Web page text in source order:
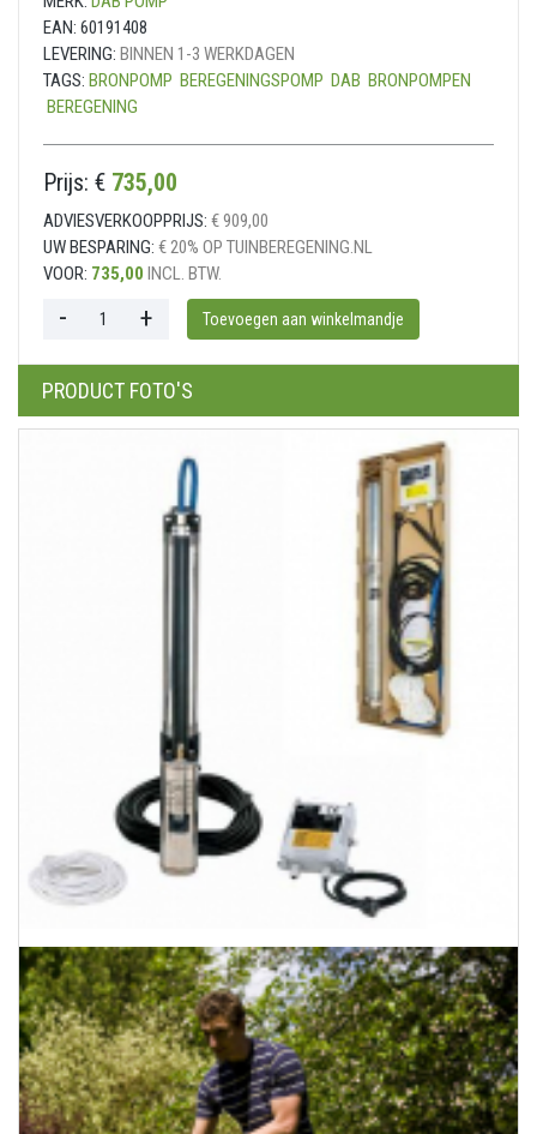
EAN: 60191408
LEVERING: BINNEN 1-3 WERKDAGEN
TAGS: BRONPOMP BEREGENINGSPOMP DAB BRONPOMPEN
BEREGENING
Prijs: € 735,00
ADVIESVERKOOPPRIJS: € 909,00
UW BESPARING: € 20% OP TUINBEREGENING.NL
VOOR: 735,00 INCL. BTW.
PRODUCT FOTO'S